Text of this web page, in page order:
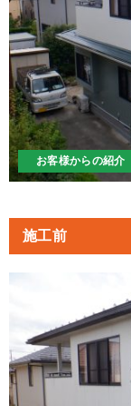
お客様からの紹介
施工前